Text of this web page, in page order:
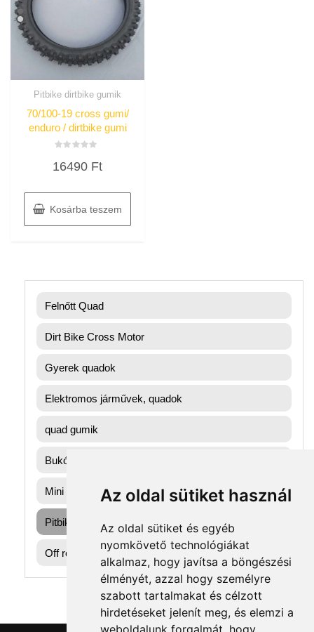
Az oldal sütiket használ
Az oldal sütiket és egyéb
nyomkövető technológiákat
alkalmaz, hogy javítsa a böngészési
élményét, azzal hogy személyre
szabott tartalmakat és célzott
hirdetéseket jelenít meg, és elemzi a
weboldalunk forgalmát, hogy
Pitbike dirtbike gumik
70/100-19 cross gumi/
enduro / dirtbike gumi
0
16490 Ft
Kosárba teszem
Felnőtt Quad
Dirt Bike Cross Motor
Gyerek quadok
Elektromos járművek, quadok
quad gumik
Bukósisak
Mini gyerek quad
Pitbike dirtbike gumik
Off road motorok